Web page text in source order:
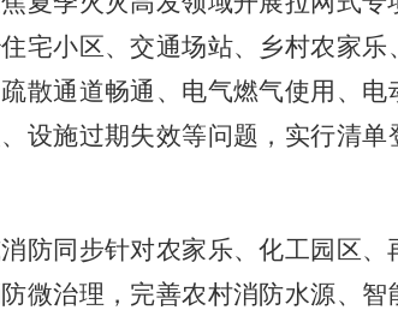
宅小区、交通场站、乡村农家
散通道畅通、电气燃气使用、
设施过期失效等问题，实行清
防同步针对农家乐、化工园区、
微治理，完善农村消防水源、